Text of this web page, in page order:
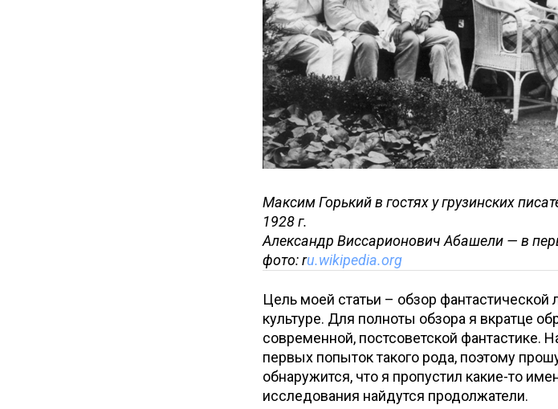
Максим Горький в гостях у грузинских
1928 г.
Александр Виссарионович Абашели — в
фото: ru.wikipedia.org
Цель моей статьи – обзор фантастической
культуре. Для полноты обзора я вкратце
современной, постсоветской фантастике.
первых попыток такого рода, поэтому
обнаружится, что я пропустил какие-то
исследования найдутся продолжатели.